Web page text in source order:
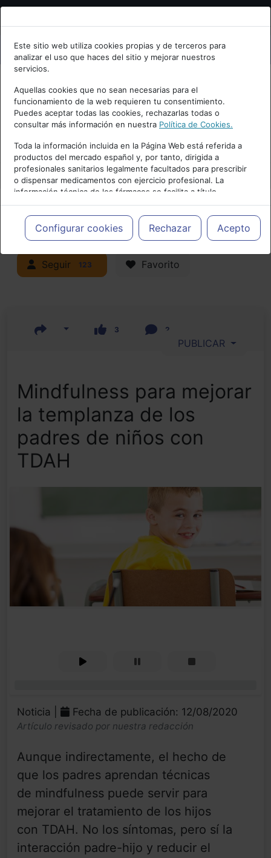
Bienvenid@ a psiquiatria.com
Escribe tu Email
Accede o regístrate con tu email.
Cancelar
Este sitio web utiliza cookies propias y de terceros para
analizar el uso que haces del sitio y mejorar nuestros
servicios.
Aquellas cookies que no sean necesarias para el
funcionamiento de la web requieren tu consentimiento.
Puedes aceptar todas las cookies, rechazarlas todas o
consultar más información en nuestra Política de Cookies.
Toda la información incluida en la Página Web está referida a
productos del mercado español y, por tanto, dirigida a
profesionales sanitarios legalmente facultados para prescribir
o dispensar medicamentos con ejercicio profesional. La
información técnica de los fármacos se facilita a título
meramente informativo, siendo responsabilidad de los
profesionales facultados prescribir medicamentos y decidir, en
cada caso concreto, el tratamiento más adecuado a las
necesidades del paciente.
Configurar cookies Rechazar Acepto
Actualidad y Artículos|Trastornos de
la infancia y adolescencia
Seguir 123 Favorito
3 2
PUBLICAR
Mindfulness para mejorar
la templanza de los
padres de niños con
TDAH
Noticia | Fecha de publicación: 12/08/2020
Artículo revisado por nuestra redacción
Aunque indirectamente, el hecho de
que los padres aprendan técnicas
de mindfulness puede servir para
mejorar el tratamiento de los hijos
con TDAH. No los síntomas, pero sí la
interacción padre-hijo y reducir el